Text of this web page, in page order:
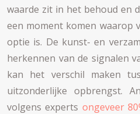
waarde zit in het behoud en
een moment komen waarop
optie is. De kunst- en
herkennen van de signalen
kan het verschil maken
uitzonderlijke opbrengst.
volgens experts ongeveer